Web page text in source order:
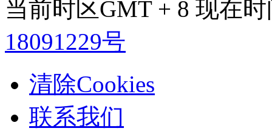
当前时区GMT + 8 现在
18091229号
清除Cookies
联系我们